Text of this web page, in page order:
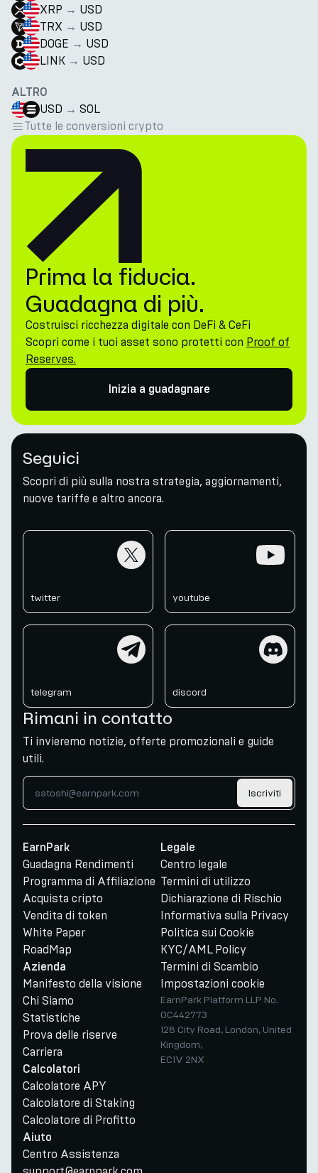
XRP → USD
TRX → USD
DOGE → USD
LINK → USD
ALTRO
USD → SOL
Tutte le conversioni crypto
Prima la fiducia.
Guadagna di più.
Costruisci ricchezza digitale con DeFi & CeFi
Scopri come i tuoi asset sono protetti con Proof of
Reserves.
Inizia a guadagnare
Seguici
Scopri di più sulla nostra strategia, aggiornamenti,
nuove tariffe e altro ancora.
twitter youtube
telegram discord
Rimani in contatto
Ti invieremo notizie, offerte promozionali e guide
utili.
Iscriviti
EarnPark
Guadagna Rendimenti
Programma di Affiliazione
Acquista cripto
Vendita di token
White Paper
RoadMap
Azienda
Manifesto della visione
Chi Siamo
Statistiche
Prova delle riserve
Carriera
Calcolatori
Calcolatore APY
Calcolatore di Staking
Calcolatore di Profitto
Aiuto
Centro Assistenza
Legale
Centro legale
Termini di utilizzo
Dichiarazione di Rischio
Informativa sulla Privacy
Politica sui Cookie
KYC/AML Policy
Termini di Scambio
Impostazioni cookie
EarnPark Platform LLP No.
OC442773
128 City Road, London, United
Kingdom,
EC1V 2NX